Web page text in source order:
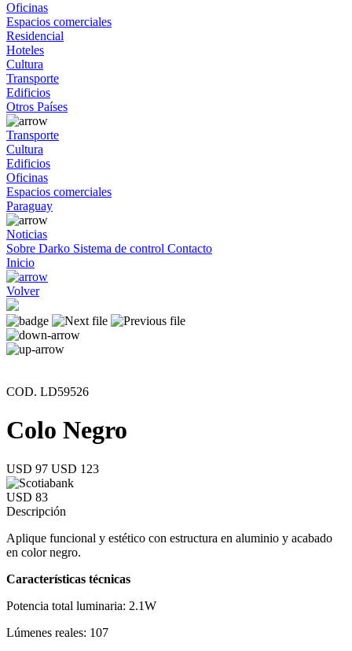
Oficinas
Espacios comerciales
Residencial
Hoteles
Cultura
Transporte
Edificios
Otros Países
Transporte
Cultura
Edificios
Oficinas
Espacios comerciales
Paraguay
Noticias
Sobre Darko Sistema de control Contacto
Inicio
Volver
COD. LD59526
Colo Negro
USD 97 USD 123
USD 83
Descripción
Aplique funcional y estético con estructura en aluminio y acabado
en color negro.
Características técnicas
Potencia total luminaria: 2.1W
Lúmenes reales: 107